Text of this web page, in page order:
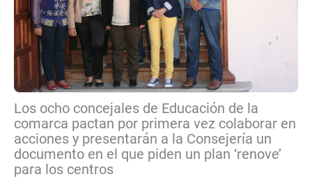
Los ocho concejales de Educación de la
comarca pactan por primera vez colaborar en
acciones y presentarán a la Consejería un
documento en el que piden un plan ‘renove’
para los centros